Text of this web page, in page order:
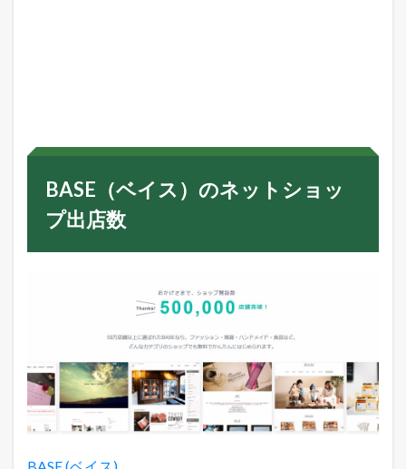
BASE（ベイス）のネットショッ
プ出店数